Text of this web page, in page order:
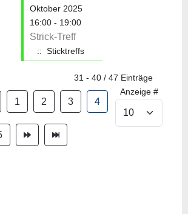
Oktober 2025
16:00 - 19:00
Strick-Treff
:: Sticktreffs
31 - 40 / 47 Einträge
Anzeige #
1 2 3 4